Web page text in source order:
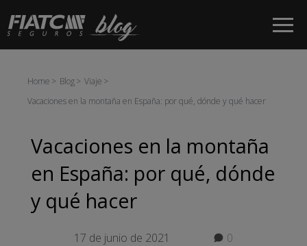
Saltar al contenido principal
Home Blog
Viaje
Vacaciones en la montaña en España: por qué, dónde y qué hacer
Vacaciones en la montaña
en España: por qué, dónde
y qué hacer
17 de junio de 2021 0